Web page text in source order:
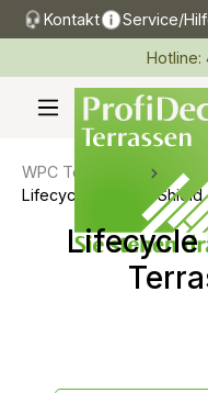
springen
Kontakt Service/
Hotline:
WPC Terrassen
Lifecycle MoistureShield
Lifecycle